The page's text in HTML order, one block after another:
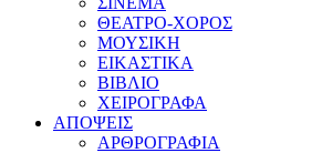
ΘΕΑΤΡΟ-ΧΟΡΟΣ
ΜΟΥΣΙΚΗ
ΕΙΚΑΣΤΙΚΑ
ΒΙΒΛΙΟ
ΧΕΙΡΟΓΡΑΦΑ
ΑΠΟΨΕΙΣ
ΑΡΘΡΟΓΡΑΦΙΑ